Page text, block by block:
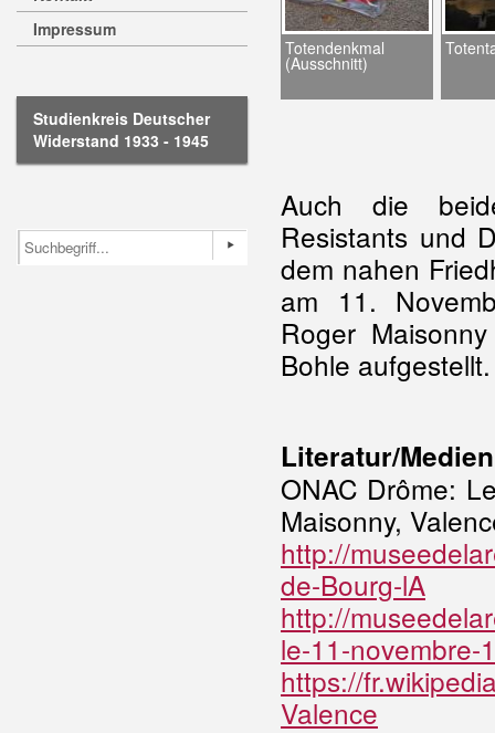
Impressum
Studienkreis Deutscher
Widerstand 1933 - 1945
Totendenkmal
(Ausschnitt)
Auch die
Resistants und
dem nahen
am 11.
Roger
Bohle aufgestellt.
Literatur/Medien
ONAC Drôme:
Maisonny,
http://
de-Bourg-lA
http://
le-11-novembre-
https://
Valence